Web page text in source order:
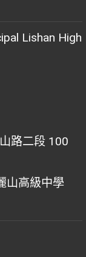
Lishan High
路二段 100
山高級中學